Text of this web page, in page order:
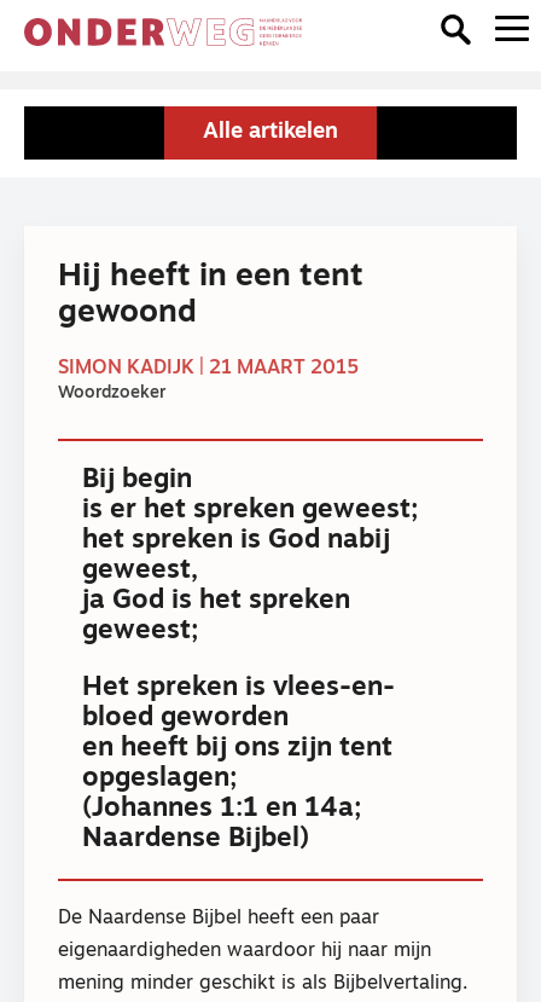
Alle artikelen
Hij heeft in een tent
gewoond
SIMON KADIJK | 21 MAART 2015
Woordzoeker
Bij begin
is er het spreken geweest;
het spreken is God nabij
geweest,
ja God is het spreken
geweest;
Het spreken is vlees-en-
bloed geworden
en heeft bij ons zijn tent
opgeslagen;
(Johannes 1:1 en 14a;
Naardense Bijbel)
De Naardense Bijbel heeft een paar
eigenaardigheden waardoor hij naar mijn
mening minder geschikt is als Bijbelvertaling.